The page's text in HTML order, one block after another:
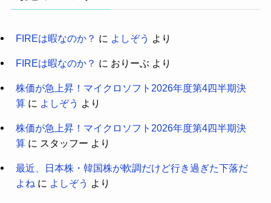
FIREは暇なのか？ に よしぞう より
FIREは暇なのか？ に おりーぶ より
株価が急上昇！マイクロソフト2026年度第4四半期決
算に よしぞう より
株価が急上昇！マイクロソフト2026年度第4四半期決
算に スタッフー より
最近、日本株・韓国株が軟調だけど行き過ぎた下落だ
よね に よしぞう より